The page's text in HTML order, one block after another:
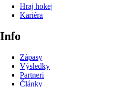
Hraj hokej
Kariéra
Info
Zápasy
Výsledky
Partneri
Články